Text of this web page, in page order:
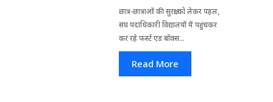
छात्र-छात्राओं की सुरक्षा को लेकर पहल,
संघ पदाधिकारी विद्यालयों में पहुंचकर
कर रहे फर्स्ट एड बॉक्स...
Read More